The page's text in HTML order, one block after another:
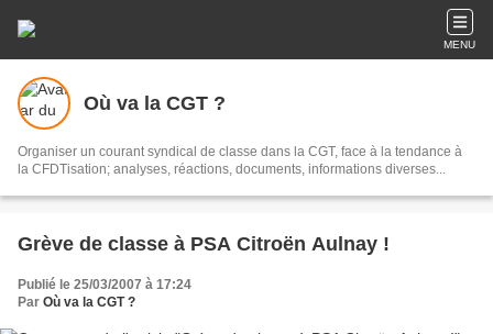
MENU
Où va la CGT ?
Organiser un courant syndical de classe dans la CGT, face à la tendance à
la CFDTisation; analyses, réactions, documents, informations diverses...
Grève de classe à PSA Citroën Aulnay !
Publié le 25/03/2007 à 17:24
Par Où va la CGT ?